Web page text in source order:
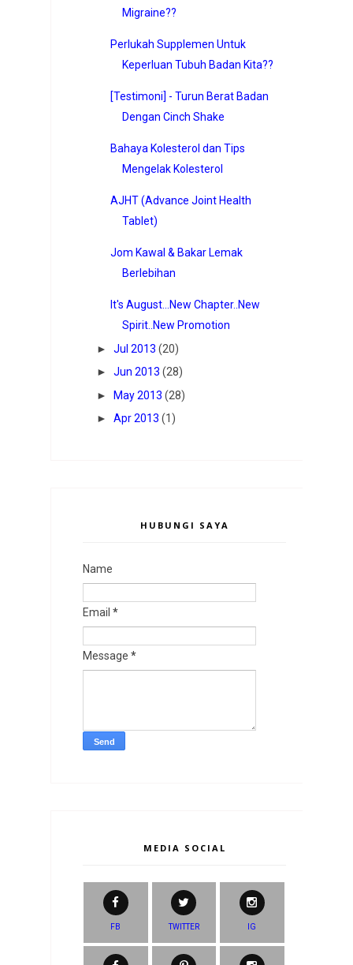
Migraine??
Perlukah Supplemen Untuk
Keperluan Tubuh Badan Kita??
[Testimoni] - Turun Berat Badan
Dengan Cinch Shake
Bahaya Kolesterol dan Tips
Mengelak Kolesterol
AJHT (Advance Joint Health
Tablet)
Jom Kawal & Bakar Lemak
Berlebihan
It's August...New Chapter..New
Spirit..New Promotion
► Jul 2013 (20)
► Jun 2013 (28)
►
May 2013 (28)
► Apr 2013 (1)
HUBUNGI SAYA
Name
Email *
Message *
MEDIA SOCIAL
FB TWITTER IG